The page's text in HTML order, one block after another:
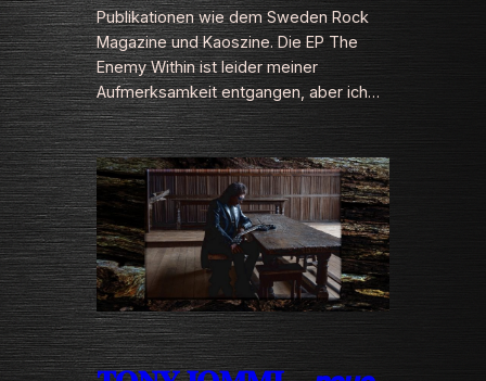
Publikationen wie dem Sweden Rock
Magazine und Kaoszine. Die EP The
Enemy Within ist leider meiner
Aufmerksamkeit entgangen, aber ich…